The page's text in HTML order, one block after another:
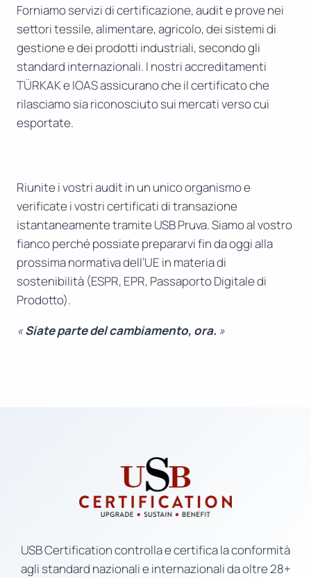
Forniamo servizi di certificazione, audit e prove nei
settori tessile, alimentare, agricolo, dei sistemi di
gestione e dei prodotti industriali, secondo gli
standard internazionali. I nostri accreditamenti
TÜRKAK e IOAS assicurano che il certificato che
rilasciamo sia riconosciuto sui mercati verso cui
esportate.
Riunite i vostri audit in un unico organismo e
verificate i vostri certificati di transazione
istantaneamente tramite USB Pruva. Siamo al vostro
fianco perché possiate prepararvi fin da oggi alla
prossima normativa dell’UE in materia di
sostenibilità (ESPR, EPR, Passaporto Digitale di
Prodotto).
«Siate parte del cambiamento, ora. »
USB Certification controlla e certifica la conformità
agli standard nazionali e internazionali da oltre 28+